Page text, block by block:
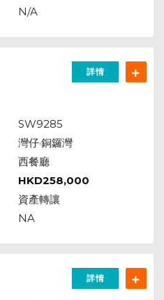
N/A
詳情
SW9285
灣仔·銅鑼灣
西餐廳
HKD258,000
資產轉讓
NA
詳情